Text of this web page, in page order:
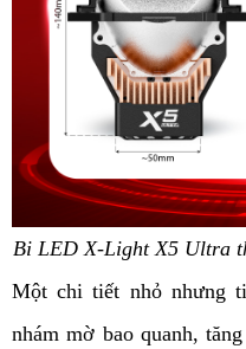
Bi LED X-Light X5 Ultra
Một chi tiết nhỏ nhưng
nhám mờ bao quanh,